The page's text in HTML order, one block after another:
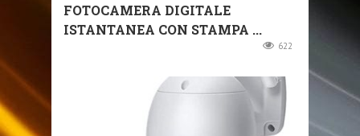
FOTOCAMERA DIGITALE
ISTANTANEA CON STAMPA ...
622